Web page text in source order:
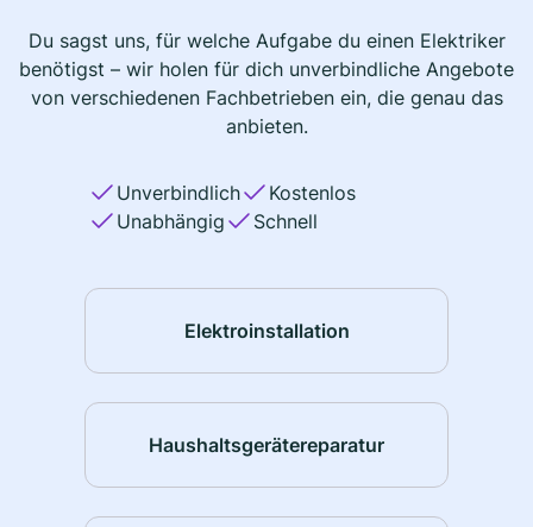
Du sagst uns, für welche Aufgabe du einen Elektriker
benötigst – wir holen für dich unverbindliche Angebote
von verschiedenen Fachbetrieben ein, die genau das
anbieten.
Unverbindlich
Kostenlos
Unabhängig
Schnell
Elektroinstallation
Haushaltsgerätereparatur